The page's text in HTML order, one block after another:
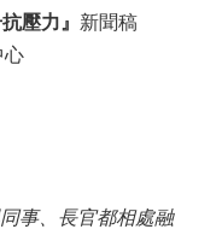
壓力』 新聞稿
心
事、長官都相處融